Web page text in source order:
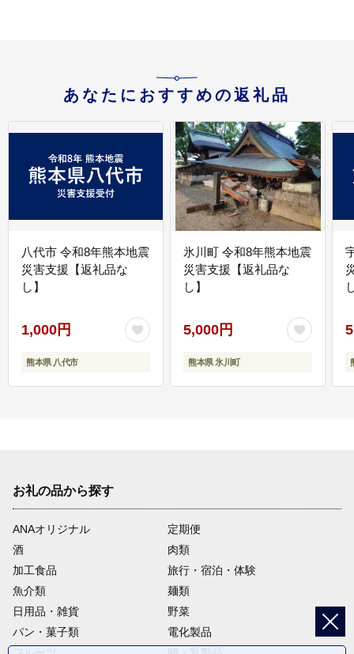
あなたにおすすめの返礼品
八代市 令和8年熊本地震
災害支援【返礼品な
し】
1,000円
熊本県 八代市
氷川町 令和8年熊本地震
災害支援【返礼品な
し】
5,000円
熊本県 氷川町
お礼の品から探す
ANAオリジナル
定期便
酒
肉類
加工食品
旅行・宿泊・体験
魚介類
麺類
日用品・雑貨
野菜
パン・菓子類
電化製品